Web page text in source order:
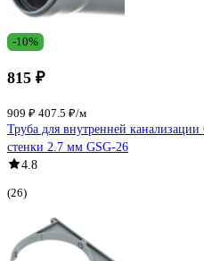
-10%
815 ₽
909 ₽ 407.5 ₽/м
Труба для внутренней
стенки 2.7 мм GSG-26
4.8
(26)